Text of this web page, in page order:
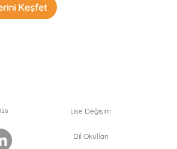
Keşfet
Lise Değişim
Dil Okulları